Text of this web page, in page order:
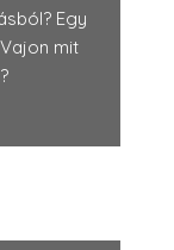
Egy
mit